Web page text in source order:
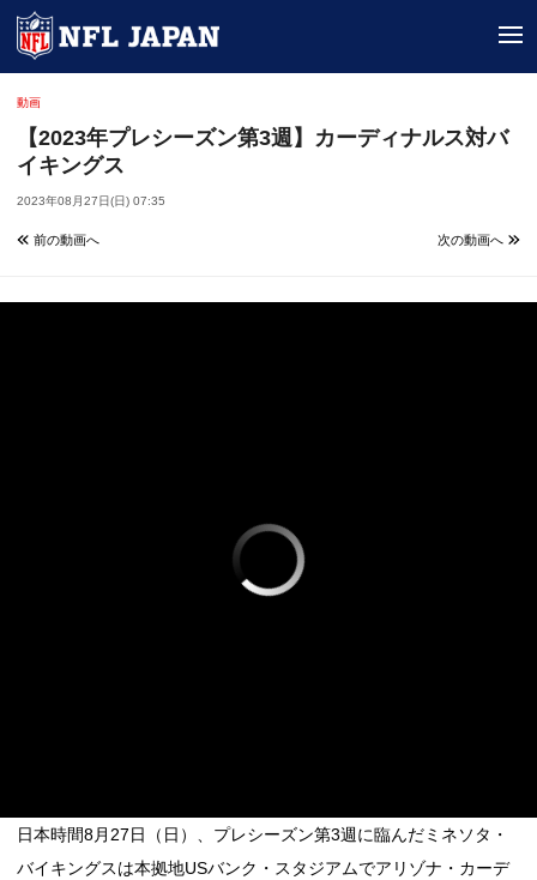
動画
【2023年プレシーズン第3週】カーディナルス対バ
イキングス
2023年08月27日(日) 07:35
前の動画へ 次の動画へ
日本時間8月27日（日）、プレシーズン第3週に臨んだミネソタ・
バイキングスは本拠地USバンク・スタジアムでアリゾナ・カーデ